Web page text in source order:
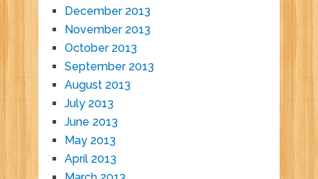
December 2013
November 2013
October 2013
September 2013
August 2013
July 2013
June 2013
May 2013
April 2013